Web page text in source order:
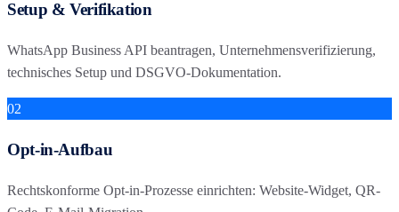
Setup & Verifikation
WhatsApp Business API beantragen, Unternehmensverifizierung,
technisches Setup und DSGVO-Dokumentation.
02
Opt-in-Aufbau
Rechtskonforme Opt-in-Prozesse einrichten: Website-Widget, QR-